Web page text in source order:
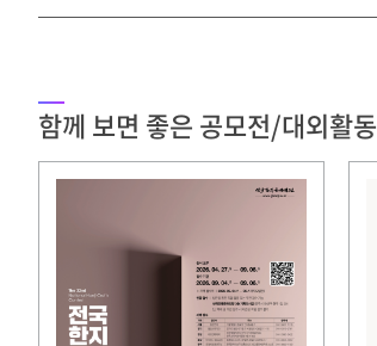
함께 보면 좋은 공모전/대외활동